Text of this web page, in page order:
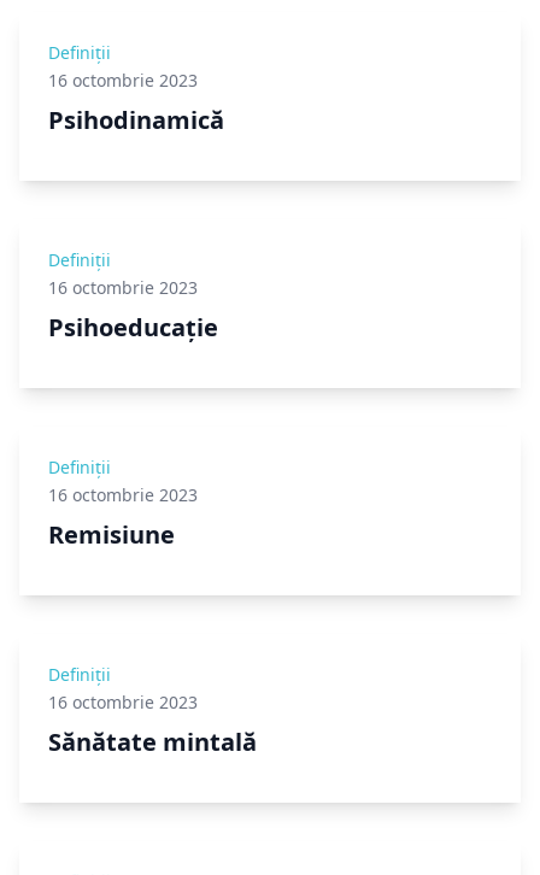
Definiții
16 octombrie 2023
Psihodinamică
Definiții
16 octombrie 2023
Psihoeducație
Definiții
16 octombrie 2023
Remisiune
Definiții
16 octombrie 2023
Sănătate mintală